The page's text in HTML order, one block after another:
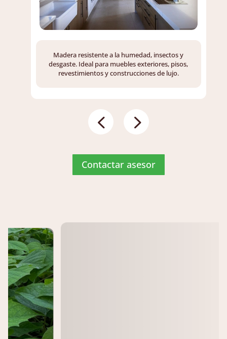
Madera resistente a la humedad, insectos y
desgaste. Ideal para muebles exteriores, pisos,
revestimientos y construcciones de lujo.
Contactar asesor